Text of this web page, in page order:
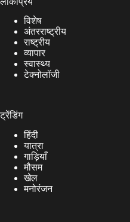
विशेष
अंतरराष्ट्रीय
राष्ट्रीय
व्यापार
स्वास्थ्य
टेक्नोलॉजी
ट्रेंडिंग
हिंदी
यात्रा
गाड़ियाँ
मौसम
खेल
मनोरंजन